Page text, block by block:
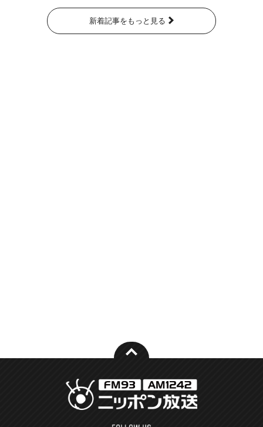
新着記事をもっと見る